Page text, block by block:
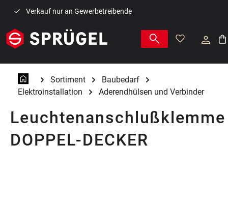
Zum Hauptinhalt springen
Verkauf nur an Gewerbetreibende
Sortiment
Baubedarf
Elektroinstallation
Aderendhülsen und Verbinder
Leuchtenanschlußklemme
DOPPEL-DECKER